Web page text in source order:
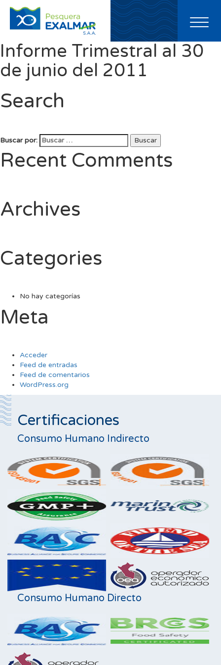
Toggle
Informe Trimestral al 30
de junio del 2011
Search
Buscar por: Buscar
Recent Comments
Archives
Categories
No hay categorías
Meta
Acceder
Feed de entradas
Feed de comentarios
WordPress.org
Certificaciones
Consumo Humano Indirecto
Consumo Humano Directo